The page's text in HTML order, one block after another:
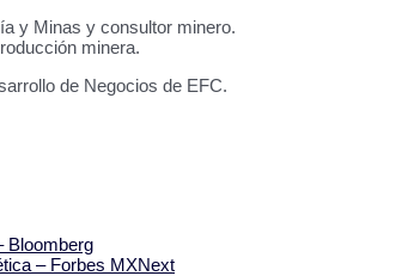
y Minas y consultor minero.
minera.
de Negocios de EFC.
Bloomberg
– Forbes MXNext